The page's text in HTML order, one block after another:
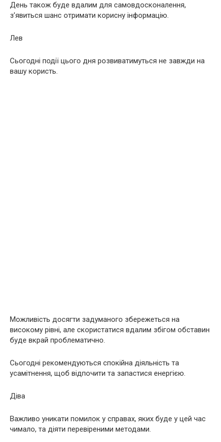
День також буде вдалим для самовдосконалення,
з’явиться шанс отримати корисну інформацію.
Лев
Сьогодні події цього дня розвиватимуться не завжди на
вашу користь.
Можливість досягти задуманого збережеться на
високому рівні, але скористатися вдалим збігом обставин
буде вкрай проблематично.
Сьогодні рекомендуються спокійна діяльність та
усамітнення, щоб відпочити та запастися енергією.
Діва
Важливо уникати помилок у справах, яких буде у цей час
чимало, та діяти перевіреними методами.